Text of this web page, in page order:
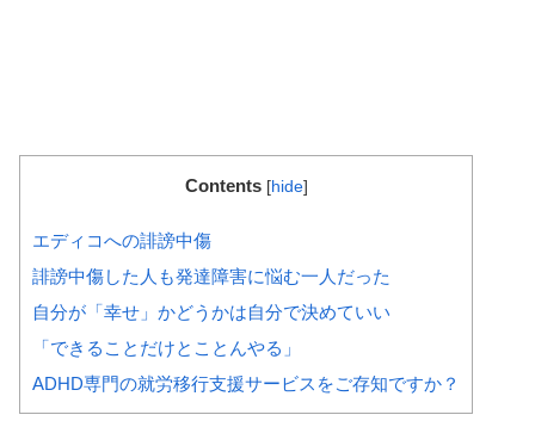
Contents [hide]
エディコへの誹謗中傷
誹謗中傷した人も発達障害に悩む一人だった
自分が「幸せ」かどうかは自分で決めていい
「できることだけとことんやる」
ADHD専門の就労移行支援サービスをご存知ですか？